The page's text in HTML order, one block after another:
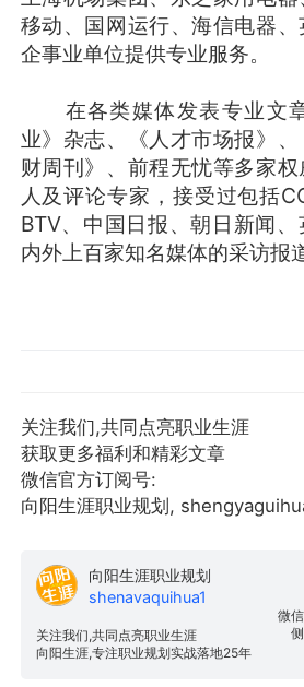
移动、国网运行、海信电器
企事业单位提供专业服务。
在各类媒体发表专业文
业》杂志、《人才市场报》
财周刊》、前程无忧等多家
人及评论专家，接受过包括
BTV、中国日报、朝日新闻
内外上百家知名媒体的采访报道
关注我们,共同点亮职业生涯
获取更多福利和精彩文章
微信官方订阅号:
向阳生涯职业规划,
微
向阳生涯职业规划
shenavaquihua1
关注我们,共同点亮职业生涯
向阳生涯,专注职业规划实战落地25年